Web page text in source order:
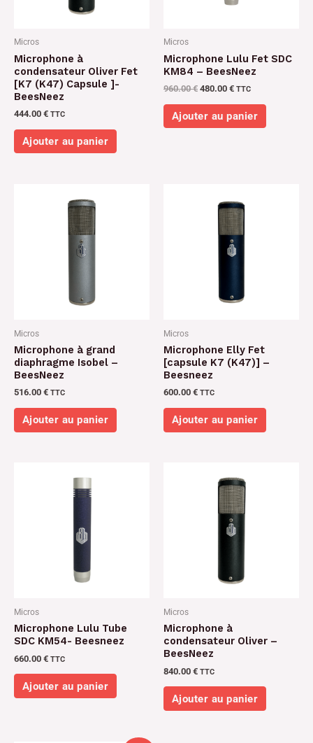
Micros
Microphone à
condensateur Oliver Fet
[K7 (K47) Capsule ]-
BeesNeez
444.00 € TTC
Ajouter au panier
Micros
Microphone Lulu Fet SDC
KM84 – BeesNeez
960.00€ 480.00 € TTC
Ajouter au panier
Micros
Microphone à grand
diaphragme Isobel –
BeesNeez
516.00 € TTC
Ajouter au panier
Micros
Microphone Elly Fet
[capsule K7 (K47)] –
Beesneez
600.00 € TTC
Ajouter au panier
Micros
Microphone Lulu Tube
SDC KM54- Beesneez
660.00 € TTC
Ajouter au panier
Micros
Microphone à
condensateur Oliver –
BeesNeez
840.00 € TTC
Ajouter au panier